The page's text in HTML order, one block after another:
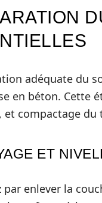
adéquate du
en béton. Cette
et compactage du
ET
par enlever la